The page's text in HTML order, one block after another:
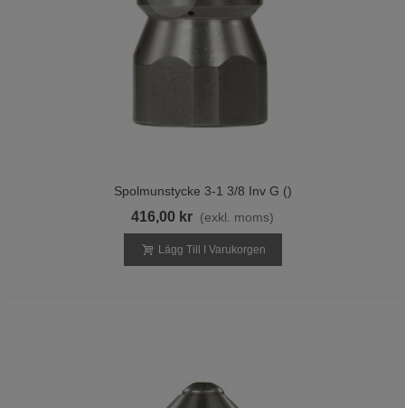
Spolmunstycke 3-1 3/8 Inv G ()
416,00 kr (exkl. moms)
Lägg Till I Varukorgen